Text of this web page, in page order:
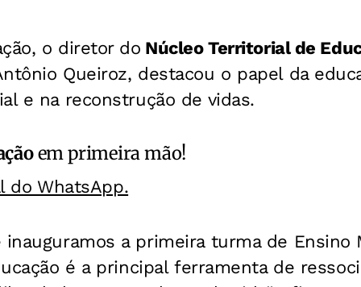
o diretor do Núcleo Territorial de
Queiroz, destacou o papel da
e na reconstrução de vidas.
em primeira mão!
do WhatsApp.
inauguramos a primeira turma de Ensino
é a principal ferramenta de